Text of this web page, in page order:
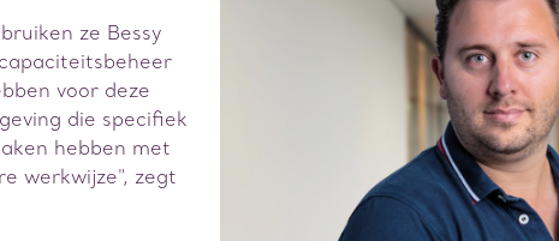
ze Bessy
voor deze
die specifiek
hebben met
werkwijze", zegt